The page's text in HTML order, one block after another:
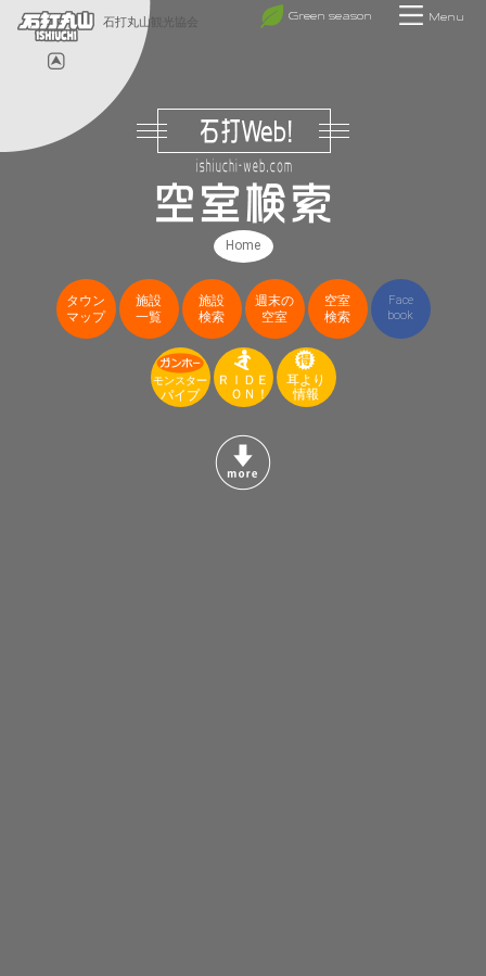
石打丸山観光協会 Menu
Green season
Home
タウン
マップ
施設
一覧
施設
検索
週末の
空室
空室
検索
Face
book
モンスター
パイプ
ＲＩＤＥ
ＯＮ！
耳より
情報